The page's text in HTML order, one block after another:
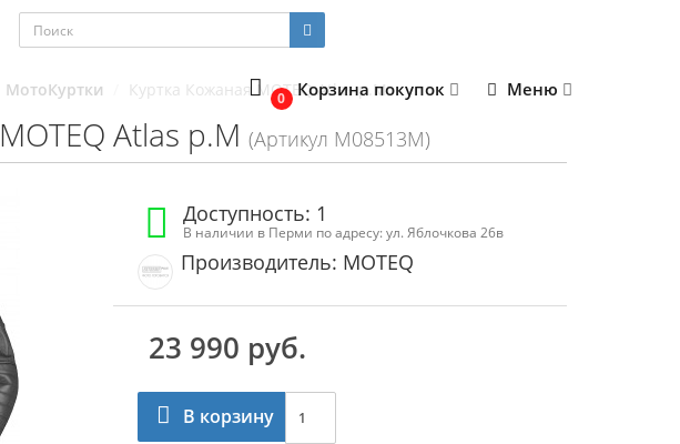
0 Корзина покупок Меню
МотоКуртки Куртка Кожаная MOTEQ Atlas p.M
Atlas p.M (Артикул M08513M)
Доступность: 1
В наличии в Перми по адресу: ул. Яблочкова 26в
Производитель: MOTEQ
23 990 руб.
В корзину